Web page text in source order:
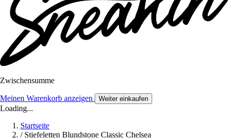
Zwischensumme
Meinen Warenkorb anzeigen Weiter einkaufen
Loading...
Startseite
/ Stiefeletten Blundstone Classic Chelsea